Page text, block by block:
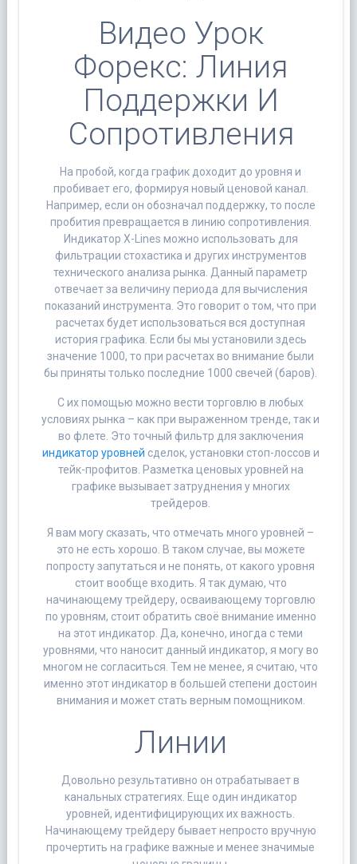
Видео Урок
Форекс: Линия
Поддержки И
Сопротивления
На пробой, когда график доходит до уровня и
пробивает его, формируя новый ценовой канал.
Например, если он обозначал поддержку, то после
пробития превращается в линию сопротивления.
Индикатор X-Lines можно использовать для
фильтрации стохастика и других инструментов
технического анализа рынка. Данный параметр
отвечает за величину периода для вычисления
показаний инструмента. Это говорит о том, что при
расчетах будет использоваться вся доступная
история графика. Если бы мы установили здесь
значение 1000, то при расчетах во внимание были
бы приняты только последние 1000 свечей (баров).
С их помощью можно вести торговлю в любых
условиях рынка – как при выраженном тренде, так и
во флете. Это точный фильтр для заключения
индикатор уровней сделок, установки стоп-лоссов и
тейк-профитов. Разметка ценовых уровней на
графике вызывает затруднения у многих
трейдеров.
Я вам могу сказать, что отмечать много уровней –
это не есть хорошо. В таком случае, вы можете
попросту запутаться и не понять, от какого уровня
стоит вообще входить. Я так думаю, что
начинающему трейдеру, осваивающему торговлю
по уровням, стоит обратить своё внимание именно
на этот индикатор. Да, конечно, иногда с теми
уровнями, что наносит данный индикатор, я могу во
многом не согласиться. Тем не менее, я считаю, что
именно этот индикатор в большей степени достоин
внимания и может стать верным помощником.
Линии
Довольно результативно он отрабатывает в
канальных стратегиях. Еще один индикатор
уровней, идентифицирующих их важность.
Начинающему трейдеру бывает непросто вручную
прочертить на графике важные и менее значимые